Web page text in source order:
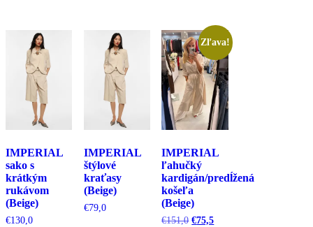
IMPERIAL
sako s
krátkým
rukávom
(Beige)
€130,0
IMPERIAL
štýlové
kraťasy
(Beige)
€79,0
Zľava!
IMPERIAL
ľahučký
kardigán/predĺžená
košeľa
(Beige)
€151,0 Pôvodná
€75,5Aktuálna